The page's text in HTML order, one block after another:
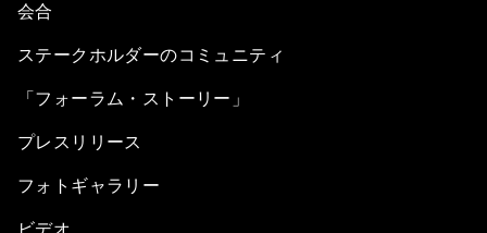
会合
ステークホルダーのコミュニティ
「フォーラム・ストーリー」
プレスリリース
フォトギャラリー